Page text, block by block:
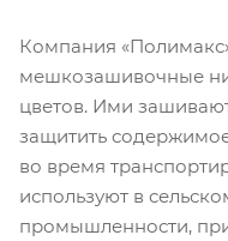
Компания
мешкозашивочные
цветов. Ими
защитить
во время
используют в
промышленности,